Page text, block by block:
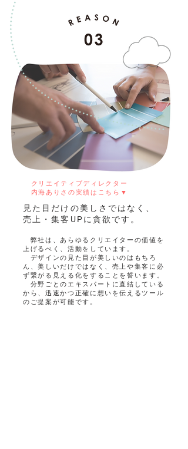
クリエイティブディレクター
内海ありさの実績はこちら▼
見た目だけの美しさではなく、
​売上・集客 UPに貪欲です。
弊社は、あらゆるクリエイターの価値を
上げるべく、活動をしています。
デザインの見た目が美しいのはもちろ
ん、美しいだけではなく、売上や集客に必
ず繋がる見える化をすることを誓います。
分野ごとのエキスパートに直結している
から、迅速かつ正確に想いを伝えるツール
のご提案が可能です。